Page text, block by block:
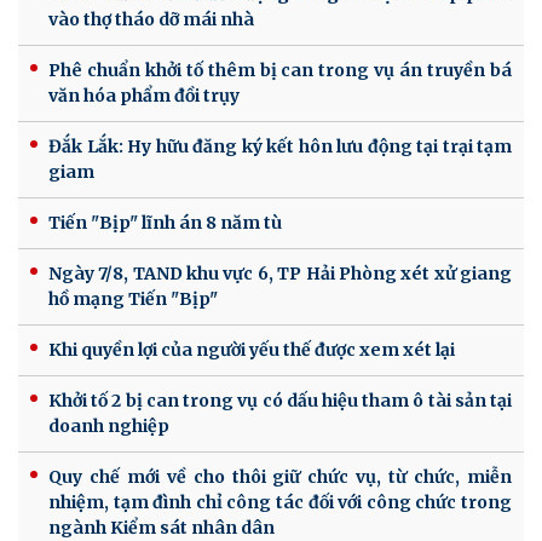
vào thợ tháo dỡ mái nhà
Phê chuẩn khởi tố thêm bị can trong vụ án truyền bá
văn hóa phẩm đồi trụy
Đắk Lắk: Hy hữu đăng ký kết hôn lưu động tại trại tạm
giam
Tiến "Bịp" lĩnh án 8 năm tù
Ngày 7/8, TAND khu vực 6, TP Hải Phòng xét xử giang
hồ mạng Tiến "Bịp"
Khi quyền lợi của người yếu thế được xem xét lại
Khởi tố 2 bị can trong vụ có dấu hiệu tham ô tài sản tại
doanh nghiệp
Quy chế mới về cho thôi giữ chức vụ, từ chức, miễn
nhiệm, tạm đình chỉ công tác đối với công chức trong
ngành Kiểm sát nhân dân